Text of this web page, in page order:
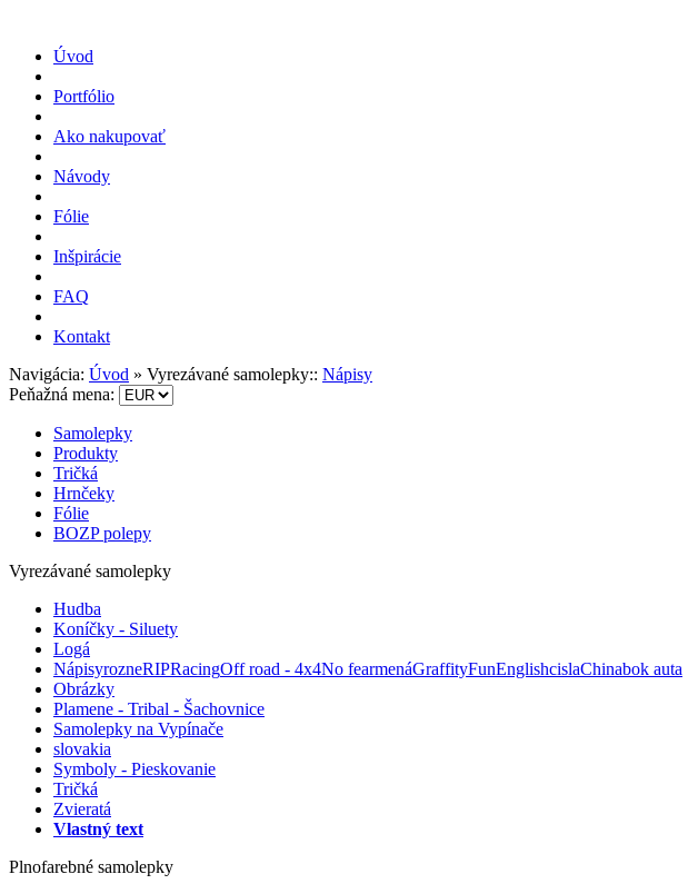
Úvod
Portfólio
Ako nakupovať
Návody
Fólie
Inšpirácie
FAQ
Kontakt
Navigácia: Úvod » Vyrezávané samolepky:: Nápisy
Peňažná mena:
Samolepky
Produkty
Tričká
Hrnčeky
Fólie
BOZP polepy
Vyrezávané samolepky
Hudba
Koníčky - Siluety
Logá
NápisyrozneRIPRacingOff road - 4x4No fearmenáGraffityFunEnglishcislaChinabok auta
Obrázky
Plamene - Tribal - Šachovnice
Samolepky na Vypínače
slovakia
Symboly - Pieskovanie
Tričká
Zvieratá
Vlastný text
Plnofarebné samolepky